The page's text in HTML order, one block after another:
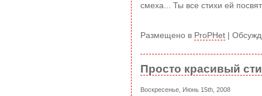
смеха... Ты все стихи ей
Размещено в ProPHet
Просто красивый
Воскресенье, Июнь 15th, 2008